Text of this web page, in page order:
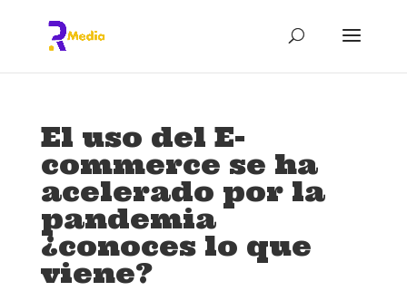
El uso del E-
commerce se ha
acelerado por la
pandemia
¿conoces lo que
viene?